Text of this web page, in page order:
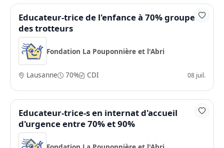
Educateur-trice de l'enfance à 70% groupe
des trotteurs
Fondation La Pouponnière et l'Abri
Lausanne 70% CDI 08 juil.
Educateur-trice-s en internat d'accueil
d'urgence entre 70% et 90%